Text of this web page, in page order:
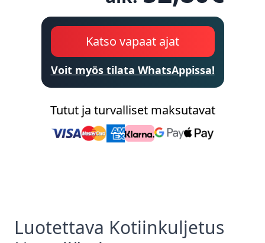
Katso vapaat ajat
Voit myös tilata WhatsAppissa!
Tutut ja turvalliset maksutavat
Luotettava Kotiinkuljetus